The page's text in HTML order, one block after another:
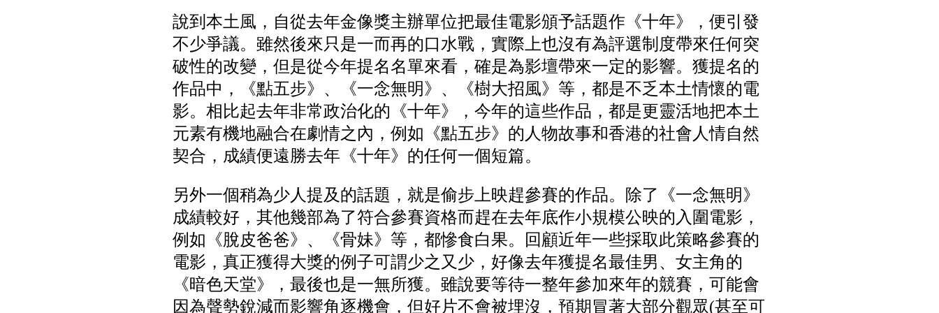
說到本土風，自從去年金像獎主辦單位把最佳電影頒予話題作《十年》，便引發
不少爭議。雖然後來只是一而再的口水戰，實際上也沒有為評選制度帶來任何突
破性的改變，但是從今年提名名單來看，確是為影壇帶來一定的影響。獲提名的
作品中，《點五步》、《一念無明》、《樹大招風》等，都是不乏本土情懷的電
影。相比起去年非常政治化的《十年》，今年的這些作品，都是更靈活地把本土
元素有機地融合在劇情之內，例如《點五步》的人物故事和香港的社會人情自然
契合，成績便遠勝去年《十年》的任何一個短篇。
另外一個稍為少人提及的話題，就是偷步上映趕參賽的作品。除了《一念無明》
成績較好，其他幾部為了符合參賽資格而趕在去年底作小規模公映的入圍電影，
例如《脫皮爸爸》、《骨妹》等，都慘食白果。回顧近年一些採取此策略參賽的
電影，真正獲得大獎的例子可謂少之又少，好像去年獲提名最佳男、女主角的
《暗色天堂》，最後也是一無所獲。雖說要等待一整年參加來年的競賽，可能會
因為聲勢銳減而影響角逐機會，但好片不會被埋沒，預期冒著大部分觀眾(甚至可